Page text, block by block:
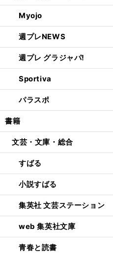
Myojo
週プレNEWS
週プレ グラジャパ!
Sportiva
パラスポ
書籍
文芸・文庫・総合
すばる
小説すばる
集英社 文芸ステーション
web 集英社文庫
青春と読書